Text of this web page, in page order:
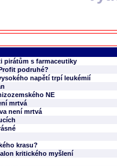
pirátům s farmaceutiky
podruhé?
napětí trpí leukémií
NE
mrtvá
není mrtvá
krasu?
kritického myšlení